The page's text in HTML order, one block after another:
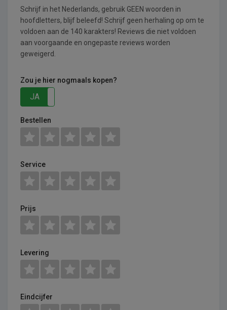
Schrijf in het Nederlands, gebruik GEEN woorden in
hoofdletters, blijf beleefd! Schrijf geen herhaling op om te
voldoen aan de 140 karakters! Reviews die niet voldoen
aan voorgaande en ongepaste reviews worden
geweigerd.
Zou je hier nogmaals kopen?
JA
Bestellen
Service
Prijs
Levering
Eindcijfer